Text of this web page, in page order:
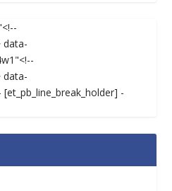
data-
data-
-